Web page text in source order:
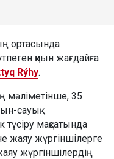
ортасында
қиын жағдайға
Rýhy.
мәліметінше, 35
сауық
мақсатында
жаяу жүргіншілерге
жүргіншілердің